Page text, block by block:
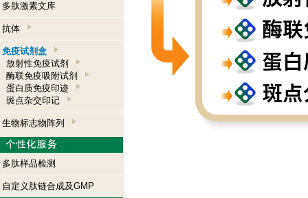
多肽激素文库
抗体
免疫试剂盒
放射性免疫试剂
酶联免疫吸附试剂
蛋白质免疫印迹
斑点杂交印记
生物标志物阵列
多肽样品检测
自定义肽链合成及GMP